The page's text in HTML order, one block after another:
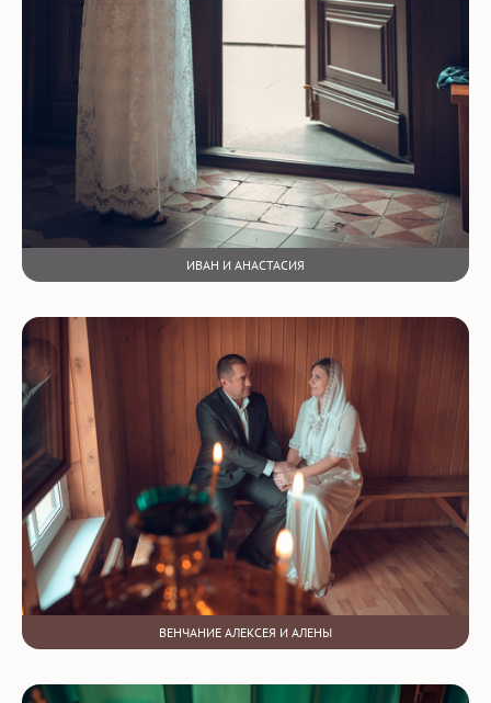
ИВАН И АНАСТАСИЯ
ВЕНЧАНИЕ АЛЕКСЕЯ И АЛЕНЫ